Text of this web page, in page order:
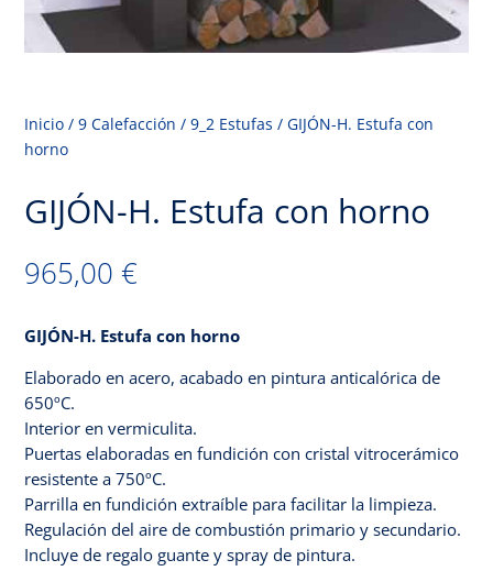
Tienda
Servicios
Galería
Contacto
Blog
Inicio /9 Calefacción /9_2 Estufas /GIJÓN-H. Estufa con
horno
GIJÓN-H. Estufa con horno
965,00 €
GIJÓN-H. Estufa con horno
Elaborado en acero, acabado en pintura anticalórica de
650ºC.
Interior en vermiculita.
Puertas elaboradas en fundición con cristal vitrocerámico
resistente a 750ºC.
Parrilla en fundición extraíble para facilitar la limpieza.
Regulación del aire de combustión primario y secundario.
Incluye de regalo guante y spray de pintura.